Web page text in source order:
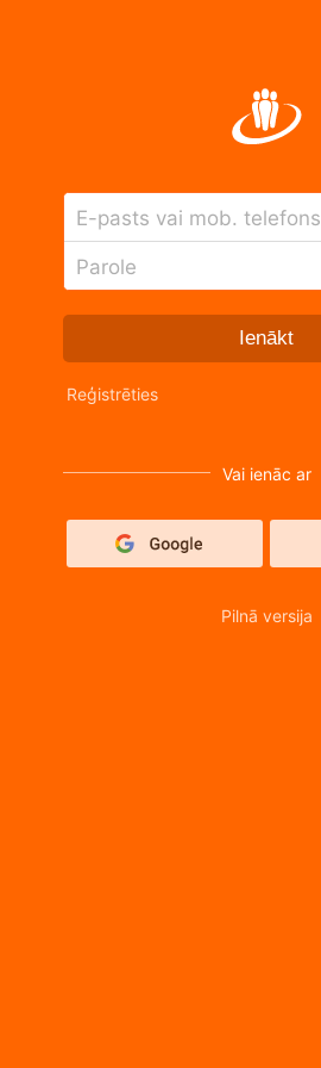
E-pasts vai mob. telefons
Parole
Ienākt
Reģistrēties
Vai ienāc ar
Pilnā versija